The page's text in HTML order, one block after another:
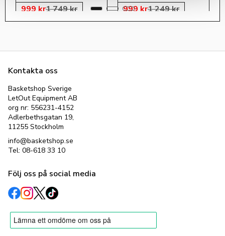
999 kr1 749kr 999 kr1 249kr
Kontakta oss
Basketshop Sverige
LetOut Equipment AB
org nr: 556231-4152
Adlerbethsgatan 19,
11255 Stockholm
info@basketshop.se
Tel: 08-618 33 10
Följ oss på social media